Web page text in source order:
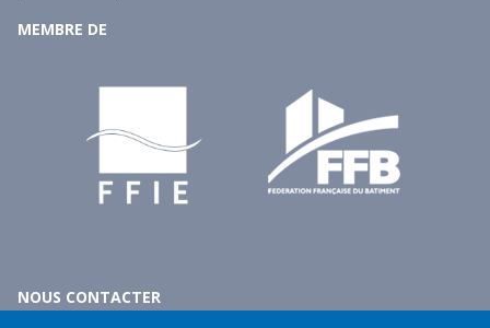
MEMBRE DE
NOUS CONTACTER